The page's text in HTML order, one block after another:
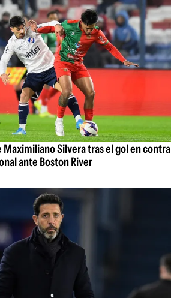
Maximiliano Silvera tras el gol en contra
ante Boston River